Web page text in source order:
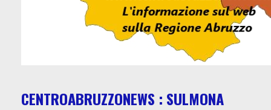
CENTROABRUZZONEWS : SULMONA